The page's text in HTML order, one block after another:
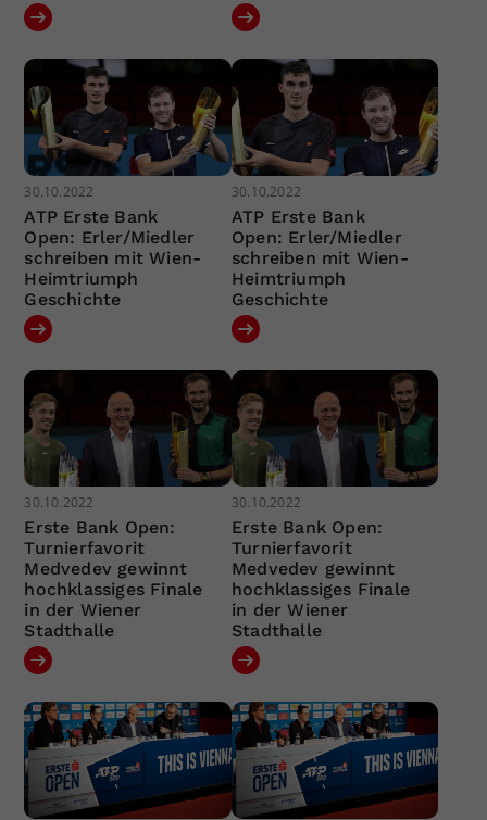
30.10.2022
ATP Erste Bank
Open: Erler/Miedler
schreiben mit Wien-
Heimtriumph
Geschichte
30.10.2022
ATP Erste Bank
Open: Erler/Miedler
schreiben mit Wien-
Heimtriumph
Geschichte
30.10.2022
Erste Bank Open:
Turnierfavorit
Medvedev gewinnt
hochklassiges Finale
in der Wiener
Stadthalle
30.10.2022
Erste Bank Open:
Turnierfavorit
Medvedev gewinnt
hochklassiges Finale
in der Wiener
Stadthalle